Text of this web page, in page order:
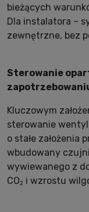
bieżących
Dla instalatora –
zewnętrzne, bez
Sterowanie
Kluczowym
sterowanie
o stałe założenia
wbudowany
wywiewanego z
CO₂ i wzrostu